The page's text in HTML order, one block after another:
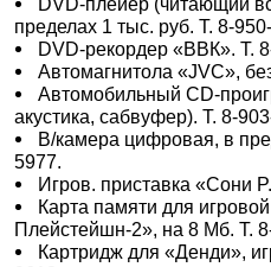
пределах 1 тыс. руб. Т. 8-
DVD-рекордер «ВВК». Т.
Автомагнитола «JVC»,
Автомобильный CD-
акустика, сабвуфер). Т. 8-
В/камера цифровая, в
5977.
Игров. приставка «Сони
Карта памяти для
Плейстейшн-2», на 8 Мб. Т.
Картридж для «Денди»,